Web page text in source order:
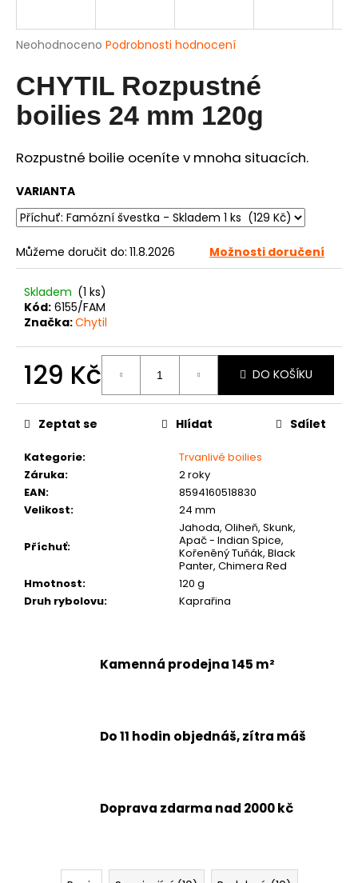
Průměrné
produktu
je
0,0
z
hvězdiček.
Neohodnoceno Podrobnosti hodnocení
CHYTIL Rozpustné
boilies 24 mm 120g
Rozpustné boilie oceníte v mnoha situacích.
VARIANTA
Můžeme doručit do: 11.8.2026 Možnosti doručení
Skladem (1 ks)
Kód: 6155/FAM
Značka:Chytil
129 Kč
cena:
DO KOŠÍKU
Kategorie:
Trvanlivé boilies
Záruka:
2 roky
EAN:
8594160518830
Velikost: 24 mm
Příchuť:
Jahoda, Oliheň, Skunk,
Apač - Indian Spice,
Kořeněný Tuňák, Black
Panter, Chimera Red
Hmotnost:
120 g
Druh rybolovu: Kaprařina
Zeptat se Hlídat Sdílet
Kamenná prodejna 145 m²
Do 11 hodin objednáš, zítra máš
Doprava zdarma nad 2000 kč
j
t
?
D
o
p
o
u
m